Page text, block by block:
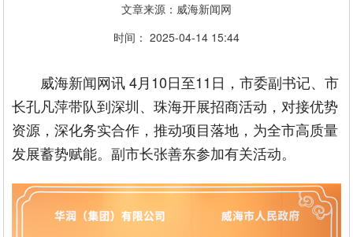
文章来源：威海新闻网
时间： 2025-04-14 15:44
威海新闻网讯 4月10日至11日，市委副书记、市
长孔凡萍带队到深圳、珠海开展招商活动，对接优势
资源，深化务实合作，推动项目落地，为全市高质量
发展蓄势赋能。副市长张善东参加有关活动。